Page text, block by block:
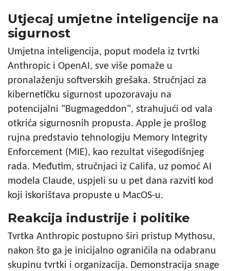
Utjecaj umjetne inteligencije na
sigurnost
Umjetna inteligencija, poput modela iz tvrtki
Anthropic i OpenAI, sve više pomaže u
pronalaženju softverskih grešaka. Stručnjaci za
kibernetičku sigurnost upozoravaju na
potencijalni "Bugmageddon", strahujući od vala
otkrića sigurnosnih propusta. Apple je prošlog
rujna predstavio tehnologiju Memory Integrity
Enforcement (MIE), kao rezultat višegodišnjeg
rada. Međutim, stručnjaci iz Califa, uz pomoć AI
modela Claude, uspjeli su u pet dana razviti kod
koji iskorištava propuste u MacOS-u.
Reakcija industrije i politike
Tvrtka Anthropic postupno širi pristup Mythosu,
nakon što ga je inicijalno ograničila na odabranu
skupinu tvrtki i organizacija. Demonstracija snage